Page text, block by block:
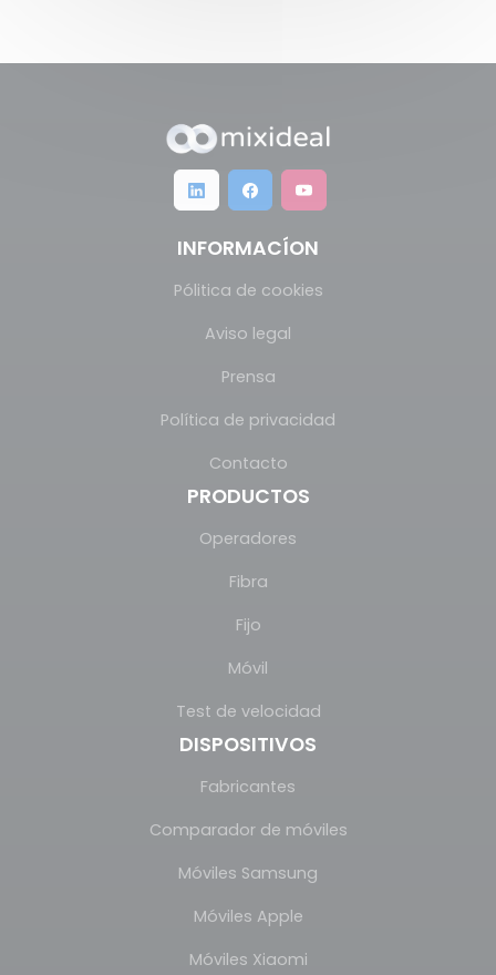
INFORMACÍON
Pólitica de cookies
Aviso legal
Prensa
Política de privacidad
Contacto
PRODUCTOS
Operadores
Fibra
Fijo
Móvil
Test de velocidad
DISPOSITIVOS
Fabricantes
Comparador de móviles
Móviles Samsung
Móviles Apple
Móviles Xiaomi